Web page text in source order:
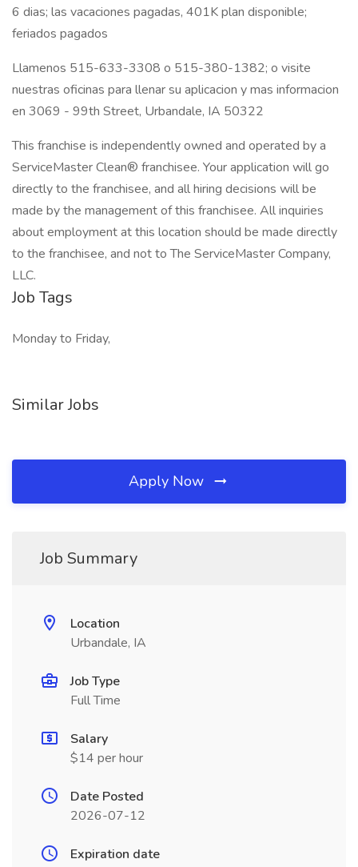
6 dias; las vacaciones pagadas, 401K plan disponible;
feriados pagados
Llamenos 515-633-3308 o 515-380-1382; o visite
nuestras oficinas para llenar su aplicacion y mas informacion
en 3069 - 99th Street, Urbandale, IA 50322
This franchise is independently owned and operated by a
ServiceMaster Clean® franchisee. Your application will go
directly to the franchisee, and all hiring decisions will be
made by the management of this franchisee. All inquiries
about employment at this location should be made directly
to the franchisee, and not to The ServiceMaster Company,
LLC.
Job Tags
Monday to Friday,
Similar Jobs
Apply Now
Job Summary
Location
Urbandale, IA
Job Type
Full Time
Salary
$14 per hour
Date Posted
2026-07-12
Expiration date